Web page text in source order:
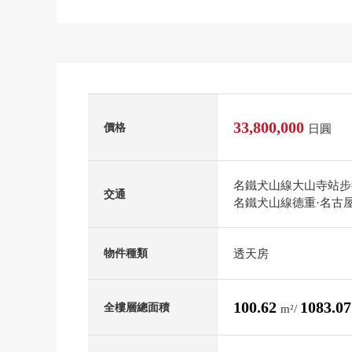
價格 33,800,000 日圓
交通
名鐵犬山線大山寺站
名鐵犬山線德重·名古
物件種類 透天房
全樓層總面積 100.62 m²/ 1083.07